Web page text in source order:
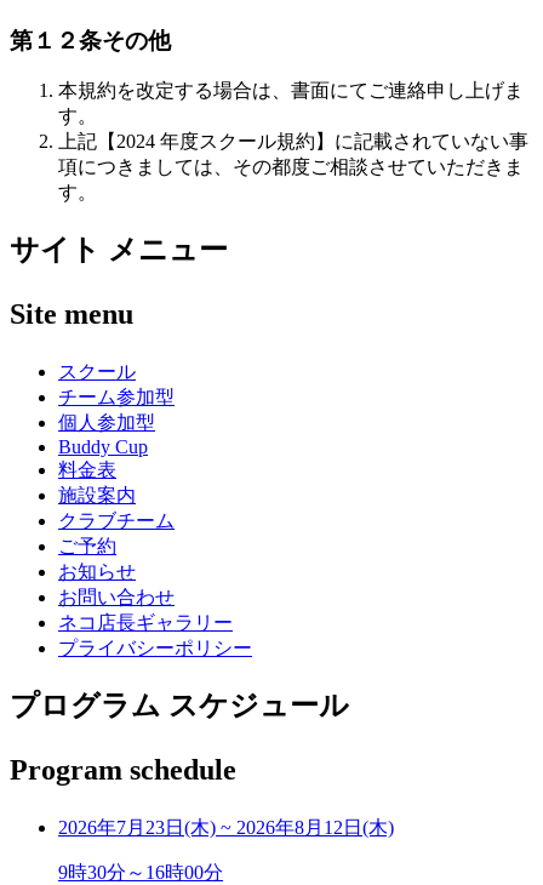
第１２条その他
本規約を改定する場合は、書面にてご連絡申し上げま
す。
上記【2024 年度スクール規約】に記載されていない事
項につきましては、その都度ご相談させていただきま
す。
サイト メニュー
Site menu
スクール
チーム参加型
個人参加型
Buddy Cup
料金表
施設案内
クラブチーム
ご予約
お知らせ
お問い合わせ
ネコ店長ギャラリー
プライバシーポリシー
プログラム スケジュール
Program schedule
2026年7月23日(木) ~ 2026年8月12日(木)
9時30分～16時00分